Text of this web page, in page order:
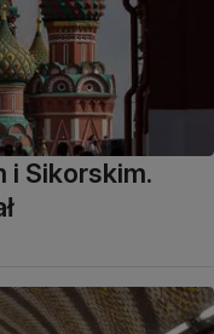
i Sikorskim.